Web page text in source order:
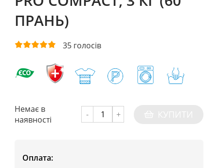
ПРАНЬ)
35 голосів
Немає в
наявності
- +
Оплата: